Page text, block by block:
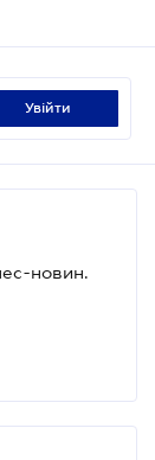
увійти
новин.